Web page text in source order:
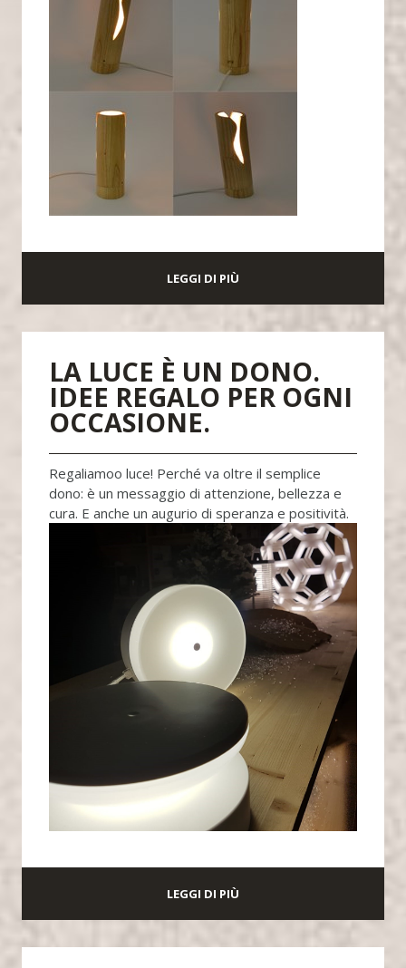
LEGGI DI PIÙ
LA LUCE È UN DONO.
IDEE REGALO PER OGNI
OCCASIONE.
Regaliamoo luce! Perché va oltre il semplice
dono: è un messaggio di attenzione, bellezza e
cura. E anche un augurio di speranza e positività.
LEGGI DI PIÙ